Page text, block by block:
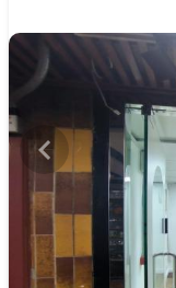
chevron_left